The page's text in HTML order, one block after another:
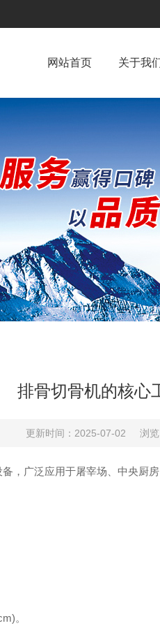
网站首页 关于我
排骨切骨机的核心
更新时间：2025-07-02 浏
广泛应用于屠宰场、中央厨
。